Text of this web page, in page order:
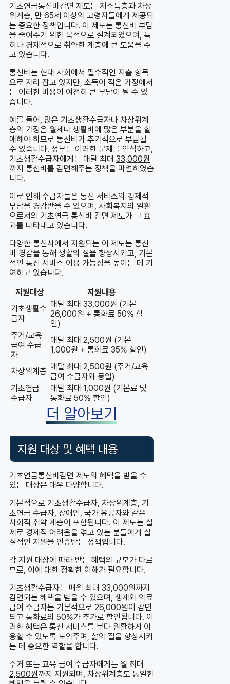
기초연금통신비감면 제도는 저소득층과 차상
위계층, 만 65세 이상의 고령자들에게 제공되
는 중요한 정책입니다. 이 제도는 통신비 부담
을 줄여주기 위한 목적으로 설계되었으며, 특
히나 경제적으로 취약한 계층에 큰 도움을 주
고 있습니다.
통신비는 현대 사회에서 필수적인 지출 항목
으로 자리 잡고 있지만, 소득이 적은 가정에서
는 이러한 비용이 여전히 큰 부담이 될 수 있
습니다.
예를 들어, 많은 기초생활수급자나 차상위계
층의 가정은 월세나 생활비에 많은 부분을 할
애해야 하므로 통신비가 추가적으로 부담될
수 있습니다. 정부는 이러한 문제를 인식하고,
기초생활수급자에게는 매달 최대 33,000원
까지 통신비를 감면해주는 정책을 마련하였습
니다.
이로 인해 수급자들은 통신 서비스의 경제적
부담을 경감받을 수 있으며, 사회복지의 일환
으로서의 기초연금 통신비 감면 제도가 그 효
과를 나타내고 있습니다.
다양한 통신사에서 지원되는 이 제도는 통신
비 경감을 통해 생활의 질을 향상시키고, 기본
적인 통신 서비스 이용 가능성을 높이는 데 기
여하고 있습니다.
지원대상
지원내용
기초생활수
급자
매달 최대 33,000원 (기본
26,000원 + 통화료 50% 할
인)
주거/교육
급여 수급
자
매달 최대 2,500원 (기본
1,000원 + 통화료 35% 할인)
차상위계층 매달 최대 2,500원 (주거/교육
급여 수급자와 동일)
기초연금
수급자
매달 최대 1,000원 (기본료 및
통화료 50% 할인)
더 알아보기
지원 대상 및 혜택 내용
기초연금통신비감면 제도의 혜택을 받을 수
있는 대상은 매우 다양합니다.
기본적으로 기초생활수급자, 차상위계층, 기
초연금 수급자, 장애인, 국가 유공자와 같은
사회적 취약 계층이 포함됩니다. 이 제도는 실
제로 경제적 어려움을 겪고 있는 분들에게 실
질적인 지원을 인증받는 정책입니다.
각 지원 대상에 따라 받는 혜택의 규모가 다르
므로, 이에 대한 정확한 이해가 필요합니다.
기초생활수급자는 매월 최대 33,000원까지
감면되는 혜택을 받을 수 있으며, 생계와 의료
급여 수급자는 기본적으로 26,000원이 감면
되고 통화료의 50%가 추가로 할인됩니다. 이
러한 혜택은 통신 서비스를 보다 원활하게 이
용할 수 있도록 도와주며, 삶의 질을 향상시키
는 데 중요한 역할을 합니다.
주거 또는 교육 급여 수급자에게는 월 최대
2,500원까지 지원되며, 차상위계층도 동일한